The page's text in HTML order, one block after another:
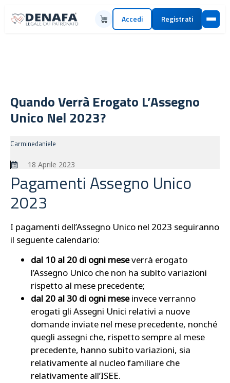
Accedi Registrati
Quando Verrà Erogato L’Assegno
Unico Nel 2023?
Carminedaniele
18 Aprile 2023
Pagamenti Assegno Unico
2023
I pagamenti dell’Assegno Unico nel 2023 seguiranno
il seguente calendario:
dal 10 al 20 di ogni meseverrà erogato
l’Assegno Unico che non ha subìto variazioni
rispetto al mese precedente;
dal 20 al 30 di ogni meseinvece verranno
erogati gli Assegni Unici relativi a nuove
domande inviate nel mese precedente, nonché
quegli assegni che, rispetto sempre al mese
precedente, hanno subìto variazioni, sia
relativamente al nucleo familiare che
relativamente all’ISEE.